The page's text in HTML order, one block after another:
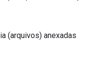
(arquivos) anexadas